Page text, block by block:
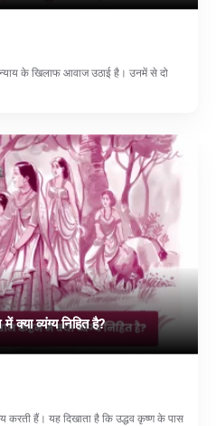
के खिलाफ आवाज उठाई है। उनमें से दो
में क्या व्यंग्य निहित है?
करती हैं। यह दिखाता है कि उद्धव कृष्ण के पास